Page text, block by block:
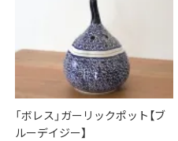
「ボレス」ガーリックポット【ブ
ルーデイジー】